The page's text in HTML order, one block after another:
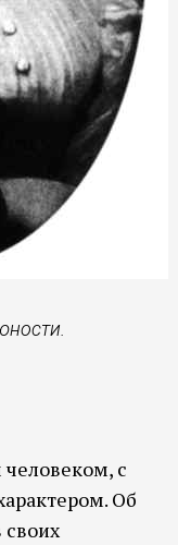
с
Об
своих